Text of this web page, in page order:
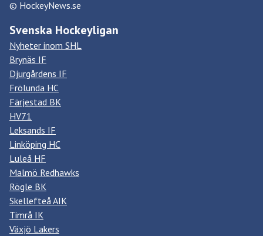
© HockeyNews.se
Svenska Hockeyligan
Nyheter inom SHL
Brynäs IF
Djurgårdens IF
Frölunda HC
Färjestad BK
HV71
Leksands IF
Linköping HC
Luleå HF
Malmö Redhawks
Rögle BK
Skellefteå AIK
Timrå IK
Växjö Lakers